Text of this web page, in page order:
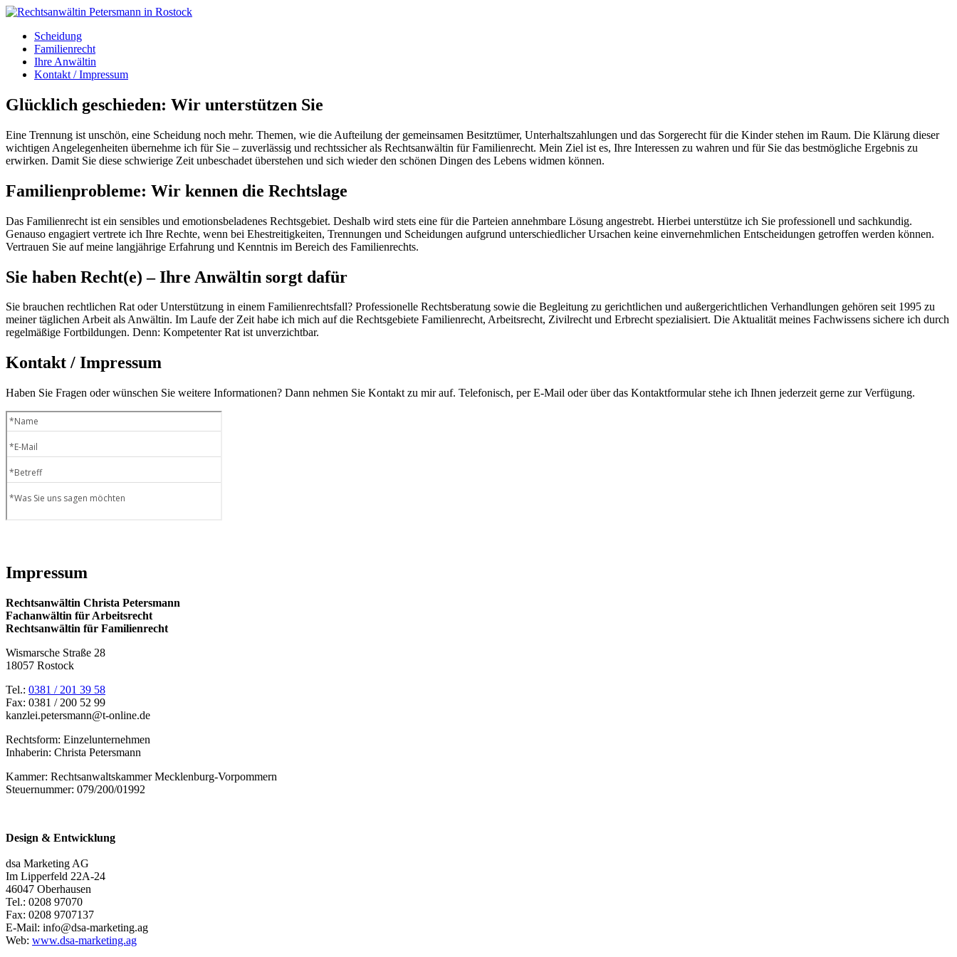
Scheidung
Familienrecht
Ihre Anwältin
Kontakt / Impressum
Glücklich geschieden: Wir unterstützen Sie
Eine Trennung ist unschön, eine Scheidung noch mehr. Themen, wie die Aufteilung der gemeinsamen Besitztümer, Unterhaltszahlungen und das Sorgerecht für die Kinder stehen im Raum. Die Klärung dieser
wichtigen Angelegenheiten übernehme ich für Sie – zuverlässig und rechtssicher als Rechtsanwältin für Familienrecht. Mein Ziel ist es, Ihre Interessen zu wahren und für Sie das bestmögliche Ergebnis zu
erwirken. Damit Sie diese schwierige Zeit unbeschadet überstehen und sich wieder den schönen Dingen des Lebens widmen können.
Familienprobleme: Wir kennen die Rechtslage
Das Familienrecht ist ein sensibles und emotionsbeladenes Rechtsgebiet. Deshalb wird stets eine für die Parteien annehmbare Lösung angestrebt. Hierbei unterstütze ich Sie professionell und sachkundig.
Genauso engagiert vertrete ich Ihre Rechte, wenn bei Ehestreitigkeiten, Trennungen und Scheidungen aufgrund unterschiedlicher Ursachen keine einvernehmlichen Entscheidungen getroffen werden können.
Vertrauen Sie auf meine langjährige Erfahrung und Kenntnis im Bereich des Familienrechts.
Sie haben Recht(e) – Ihre Anwältin sorgt dafür
Sie brauchen rechtlichen Rat oder Unterstützung in einem Familienrechtsfall? Professionelle Rechtsberatung sowie die Begleitung zu gerichtlichen und außergerichtlichen Verhandlungen gehören seit 1995 zu
meiner täglichen Arbeit als Anwältin. Im Laufe der Zeit habe ich mich auf die Rechtsgebiete Familienrecht, Arbeitsrecht, Zivilrecht und Erbrecht spezialisiert. Die Aktualität meines Fachwissens sichere ich durch
regelmäßige Fortbildungen. Denn: Kompetenter Rat ist unverzichtbar.
Kontakt / Impressum
Haben Sie Fragen oder wünschen Sie weitere Informationen? Dann nehmen Sie Kontakt zu mir auf. Telefonisch, per E-Mail oder über das Kontaktformular stehe ich Ihnen jederzeit gerne zur Verfügung.
Impressum
Rechtsanwältin Christa Petersmann
Fachanwältin für Arbeitsrecht
Rechtsanwältin für Familienrecht
Wismarsche Straße 28
18057 Rostock
Tel.: 0381 / 201 39 58
Fax: 0381 / 200 52 99
kanzlei.petersmann@t-online.de
Rechtsform: Einzelunternehmen
Inhaberin: Christa Petersmann
Kammer: Rechtsanwaltskammer Mecklenburg-Vorpommern
Steuernummer: 079/200/01992
Design & Entwicklung
dsa Marketing AG
Im Lipperfeld 22A-24
46047 Oberhausen
Tel.: 0208 97070
Fax: 0208 9707137
E-Mail: info@dsa-marketing.ag
Web: www.dsa-marketing.ag